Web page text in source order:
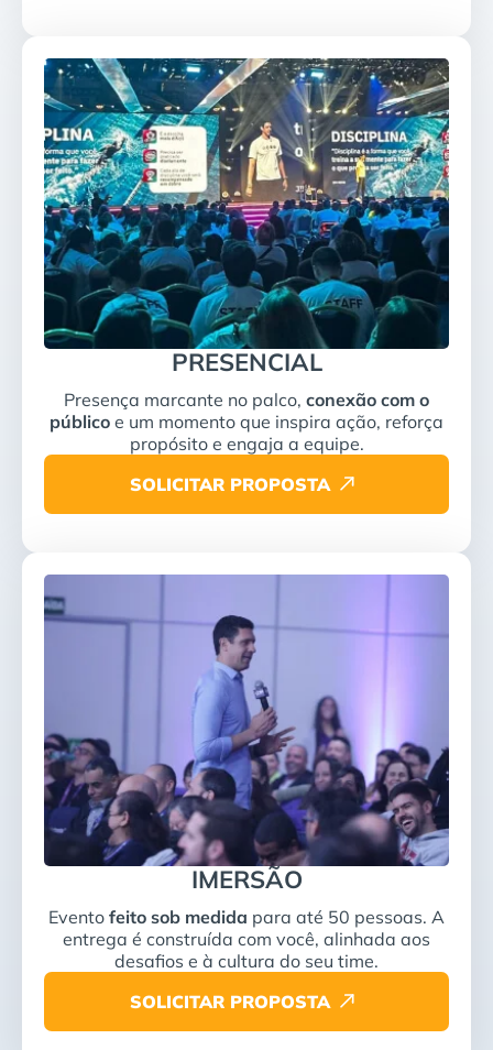
PRESENCIAL
Presença marcante no palco, conexão com o
público e um momento que inspira ação, reforça
propósito e engaja a equipe.
SOLICITAR PROPOSTA
IMERSÃO
Evento feito sob medida para até 50 pessoas. A
entrega é construída com você, alinhada aos
desafios e à cultura do seu time.
SOLICITAR PROPOSTA